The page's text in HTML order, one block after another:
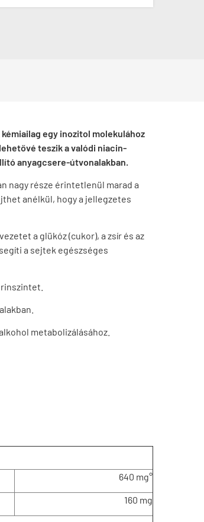
egy inozitol molekulához
teszik a valódi niacin-
anyagcsere-útvonalakban.
nagy része érintetlenül marad a
anélkül, hogy a jellegzetes
a glükóz (cukor), a zsír és az
a sejtek egészséges
metabolizálásához.
640 mg°
160 mg